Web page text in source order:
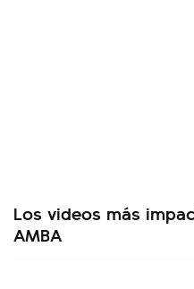
Los videos más
AMBA